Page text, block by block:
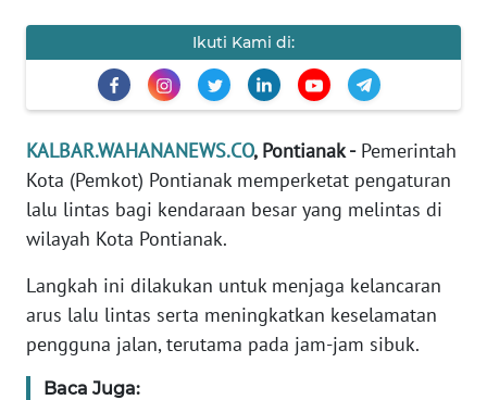
Ikuti Kami di:
KALBAR.WAHANANEWS.CO, Pontianak -Pemerintah
Kota (Pemkot) Pontianak memperketat pengaturan
lalu lintas bagi kendaraan besar yang melintas di
wilayah Kota Pontianak.
Langkah ini dilakukan untuk menjaga kelancaran
arus lalu lintas serta meningkatkan keselamatan
pengguna jalan, terutama pada jam-jam sibuk.
Baca Juga:
MEDIA
SIBER
REDAKSI
KARIR
DISCLAIMER